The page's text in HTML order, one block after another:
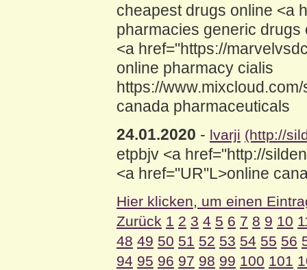
cheapest drugs online <a
pharmacies generic
<a href="https://
online pharmacy cialis
https://
canada pharmaceuticals
24.01.2020 - lvarji (http://
etpbjv <a href="http://
<a href="UR"L>online
Hier klicken, um einen
Zurück 1 2 3 4 5 6 7 8 9 10
48 49 50 51 52 53 54 55 56
94 95 96 97 98 99 100 101